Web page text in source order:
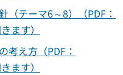
テーマ6～8）（PDF：
ます）
え方（PDF：
ます）